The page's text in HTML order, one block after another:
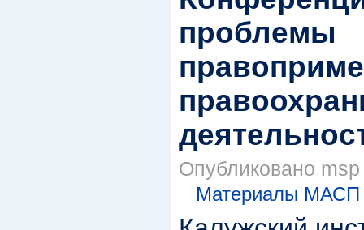
проблемы
Опубликовано
Материалы МАСП